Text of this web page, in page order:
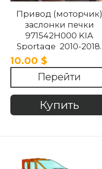
Привод (моторчик)
заслонки печки
971542H000 KIA
Sportage 2010-2018.
10.00 $
Перейти
Купить